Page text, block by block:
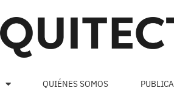
QUIÉNES SOMOS